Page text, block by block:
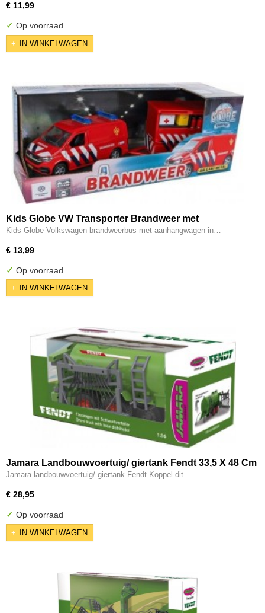
€ 11,99
✓ Op voorraad
IN WINKELWAGEN
Kids Globe VW Transporter Brandweer met
Aanhangwagen
Kids Globe Volkswagen brandweerbus met aanhangwagen in…
€ 13,99
✓ Op voorraad
IN WINKELWAGEN
Jamara Landbouwvoertuig/ giertank Fendt 33,5 X 48 Cm
1:16
Jamara landbouwvoertuig/ giertank Fendt Koppel dit…
€ 28,95
✓ Op voorraad
IN WINKELWAGEN